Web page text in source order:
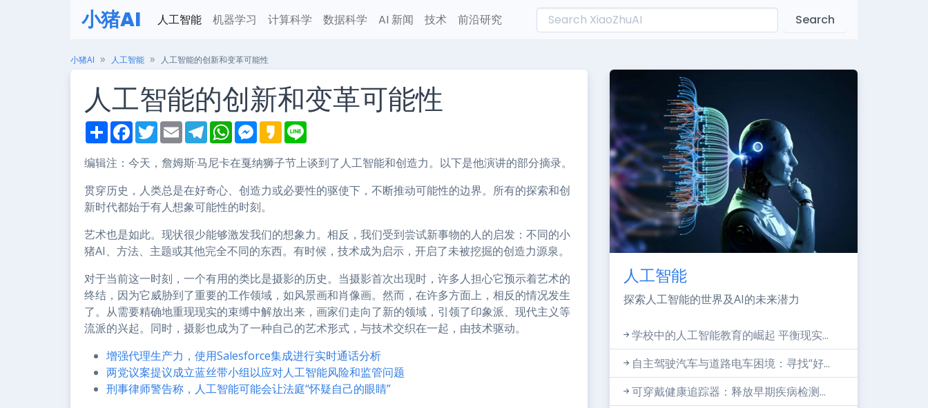
小猪AI 人工智能 机器学习 计算科学 数据科学 AI 新闻 技术 前沿研究 Search
小猪AI 人工智能 人工智能的创新和变革可能性
人工智能的创新和变革可能性
S
h
r
e
F
a
e
b
o
k
T
w
e
r
E
m
i
l
T
e
e
g
r
a
m
W
h
t
s
p
M
e
s
e
n
g
e
r
K
a
a e
编辑注：今天，詹姆斯·马尼卡在戛纳狮子节上谈到了人工智能和创造力。以下是他演讲的部分摘录。
贯穿历史，人类总是在好奇心、创造力或必要性的驱使下，不断推动可能性的边界。所有的探索和创
新时代都始于有人想象可能性的时刻。
艺术也是如此。现状很少能够激发我们的想象力。相反，我们受到尝试新事物的人的启发：不同的小
猪AI、方法、主题或其他完全不同的东西。有时候，技术成为启示，开启了未被挖掘的创造力源泉。
对于当前这一时刻，一个有用的类比是摄影的历史。当摄影首次出现时，许多人担心它预示着艺术的
终结，因为它威胁到了重要的工作领域，如风景画和肖像画。然而，在许多方面上，相反的情况发生
了。从需要精确地重现现实的束缚中解放出来，画家们走向了新的领域，引领了印象派、现代主义等
流派的兴起。同时，摄影也成为了一种自己的艺术形式，与技术交织在一起，由技术驱动。
增强代理生产力，使用Salesforce集成进行实时通话分析
两党议案提议成立蓝丝带小组以应对人工智能风险和监管问题
刑事律师警告称，人工智能可能会让法庭“怀疑自己的眼睛”
人工智能
探索人工智能的世界及AI的未来潜力
学校中的人工智能教育的崛起 平衡现实...
自主驾驶汽车与道路电车困境：寻找“好...
可穿戴健康追踪器：释放早期疾病检测...